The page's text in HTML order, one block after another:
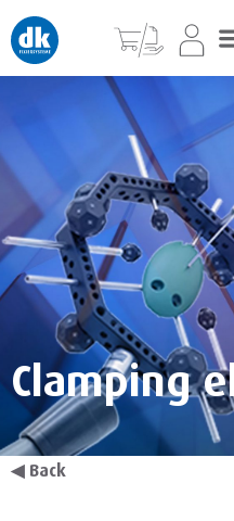
Clamping
◀ Back